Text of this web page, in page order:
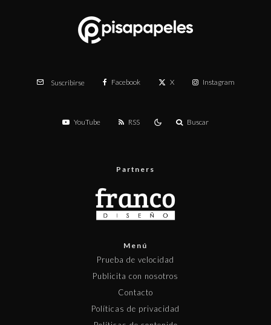
Suscribirse Facebook X Instagram
YouTube RSS Buscar
Partners
Menú
Prueba de velocidad
Publicita con nosotros
Contacto
Políticas de privacidad